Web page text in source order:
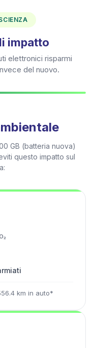
impatto
elettronici risparmi
del nuovo.
GB (batteria nuova)
questo impatto sul
km in auto*